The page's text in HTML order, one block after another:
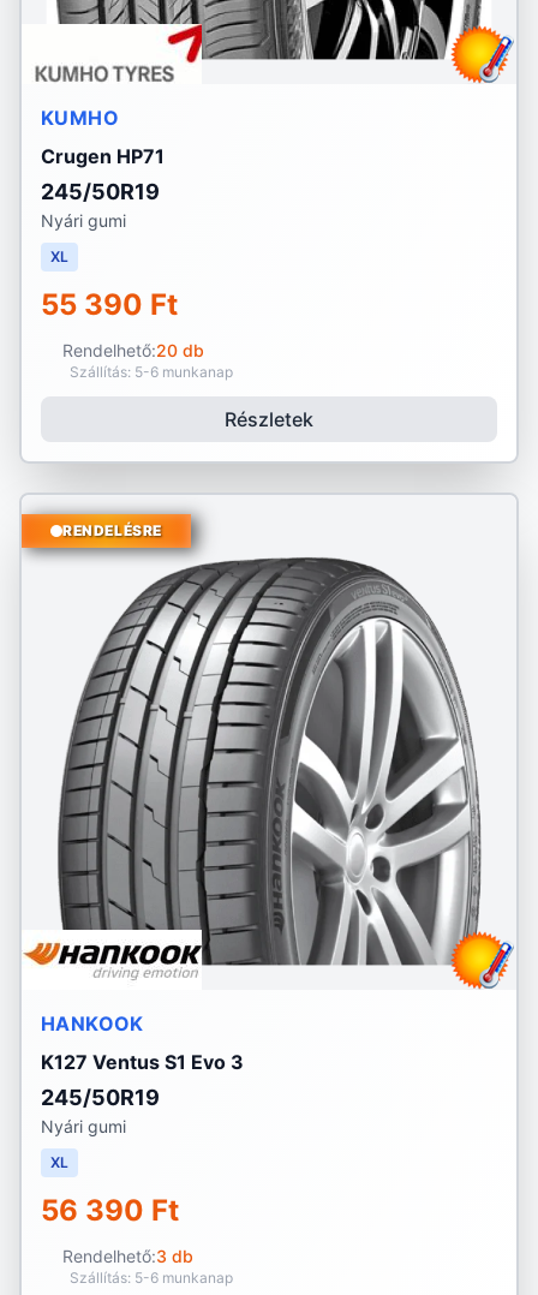
KUMHO
Crugen HP71
245/50R19
Nyári gumi
XL
55 390 Ft
Rendelhető:20 db
Szállítás: 5-6 munkanap
Részletek
RENDELÉSRE
HANKOOK
K127 Ventus S1 Evo 3
245/50R19
Nyári gumi
XL
56 390 Ft
Rendelhető:3 db
Szállítás: 5-6 munkanap